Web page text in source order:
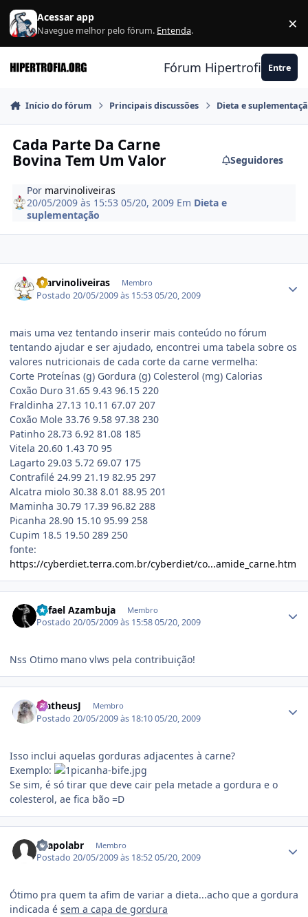
Ir para conteúdo
Acessar app
Navegue melhor pelo fórum. Entenda. ×
Fórum Hipertrofia.org
Entre
Início do fórum Principais discussões Dieta e
Cada Parte Da Carne
Bovina Tem Um Valor
Seguidores
Por marvinoliveiras
20/05/2009 às 15:5305/20, 2009 Em Dieta e
suplementação
marvinoliveiras Membro
Postado20/05/2009 às 15:5305/20, 2009
mais uma vez tentando inserir mais conteúdo no fórum
tentando ajudar e ser ajudado, encontrei uma tabela sobre os
valores nutricionais de cada corte da carne vermelha:
Corte Proteínas (g) Gordura (g) Colesterol (mg) Calorias
Coxão Duro 31.65 9.43 96.15 220
Fraldinha 27.13 10.11 67.07 207
Coxão Mole 33.76 9.58 97.38 230
Patinho 28.73 6.92 81.08 185
Vitela 20.60 1.43 70 95
Lagarto 29.03 5.72 69.07 175
Contrafilé 24.99 21.19 82.95 297
Alcatra miolo 30.38 8.01 88.95 201
Maminha 30.79 17.39 96.82 288
Picanha 28.90 15.10 95.99 258
Cupim 18.5 19.50 289 250
fonte:
https://cyberdiet.terra.com.br/cyberdiet/co...amide_carne.htm
Rafael Azambuja Membro
Postado20/05/2009 às 15:5805/20, 2009
Nss Otimo mano vlws pela contribuição!
MatheusJ Membro
Postado20/05/2009 às 18:1005/20, 2009
Isso inclui aquelas gorduras adjacentes à carne?
Exemplo:
Se sim, é só tirar que deve cair pela metade a gordura e o
colesterol, ae fica bão =D
chapolabr Membro
Postado20/05/2009 às 18:5205/20, 2009
Ótimo pra quem ta afim de variar a dieta...acho que a gordura
indicada é sem a capa de gordura